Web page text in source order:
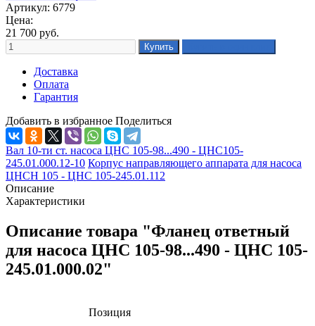
Артикул: 6779
Цена:
21 700 руб.
Доставка
Оплата
Гарантия
Добавить в избранное Поделиться
Вал 10-ти ст. насоса ЦНС 105-98...490 - ЦНС105-
245.01.000.12-10 Корпус направляющего аппарата для насоса
ЦНСН 105 - ЦНС 105-245.01.112
Описание
Характеристики
Описание товара "Фланец ответный
для насоса ЦНС 105-98...490 - ЦНС 105-
245.01.000.02"
Позиция